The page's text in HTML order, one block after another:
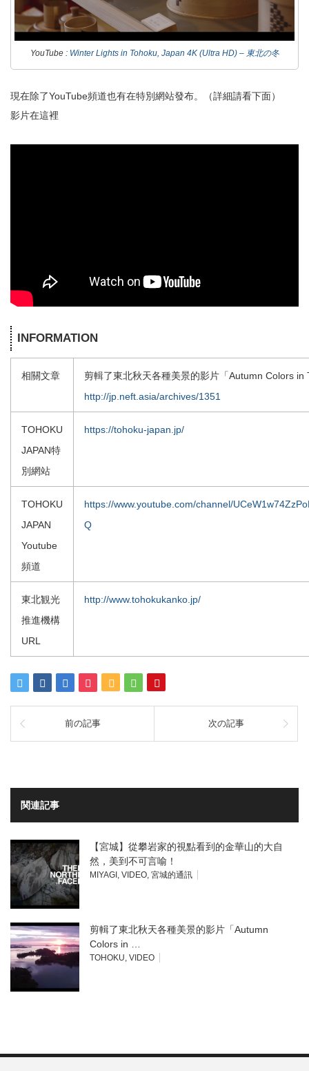
YouTube : Winter Lights in Tohoku, Japan 4K (Ultra HD) – 東北の冬
現在除了YouTube頻道也有在特別網站發布。（詳細請看下面）
影片在這裡
INFORMATION
相關文章
剪輯了東北秋天各種美景的影片「Autumn Colors in
http://jp.neft.asia/archives/1351
TOHOKU
JAPAN特
別網站
https://tohoku-japan.jp/
TOHOKU
JAPAN
Youtube
頻道
https://www.youtube.com/channel/
Q
東北観光
推進機構
URL
http://www.tohokukanko.jp/
前の記事 次の記事
関連記事
【宮城】從攀岩家的視點看到的金華山的大自
然，美到不可言喻！
MIYAGI , VIDEO, 宮城的通訊
剪輯了東北秋天各種美景的影片「Autumn
Colors in …
TOHOKU, VIDEO